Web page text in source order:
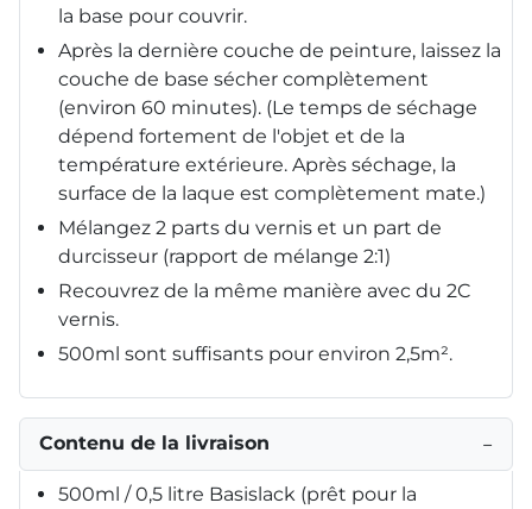
la base pour couvrir.
Après la dernière couche de peinture, laissez la
couche de base sécher complètement
(environ 60 minutes). (Le temps de séchage
dépend fortement de l'objet et de la
température extérieure. Après séchage, la
surface de la laque est complètement mate.)
Mélangez 2 parts du vernis et un part de
durcisseur (rapport de mélange 2:1)
Recouvrez de la même manière avec du 2C
vernis.
500ml sont suffisants pour environ 2,5m².
Contenu de la livraison −
500ml / 0,5 litre Basislack (prêt pour la